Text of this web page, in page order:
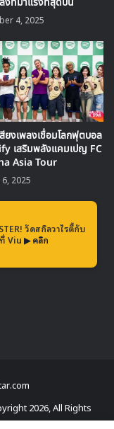
2026, All Rights